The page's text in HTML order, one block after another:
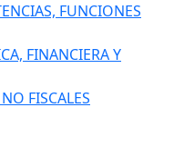
FUNCIONES
FINANCIERA Y
FISCALES